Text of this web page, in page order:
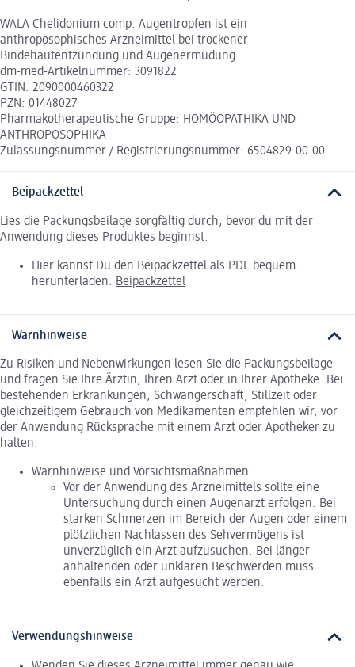
WALA Chelidonium comp. Augentropfen ist ein
anthroposophisches Arzneimittel bei trockener
Bindehautentzündung und Augenermüdung.
dm-med-Artikelnummer: 3091822
GTIN: 2090000460322
PZN: 01448027
Pharmakotherapeutische Gruppe: HOMÖOPATHIKA UND
ANTHROPOSOPHIKA
Zulassungsnummer / Registrierungsnummer: 6504829.00.00
Beipackzettel
Lies die Packungsbeilage sorgfältig durch, bevor du mit der
Anwendung dieses Produktes beginnst.
Hier kannst Du den Beipackzettel als PDF bequem
herunterladen: Beipackzettel
Warnhinweise
Zu Risiken und Nebenwirkungen lesen Sie die Packungsbeilage
und fragen Sie Ihre Ärztin, Ihren Arzt oder in Ihrer Apotheke. Bei
bestehenden Erkrankungen, Schwangerschaft, Stillzeit oder
gleichzeitigem Gebrauch von Medikamenten empfehlen wir, vor
der Anwendung Rücksprache mit einem Arzt oder Apotheker zu
halten.
Warnhinweise und Vorsichtsmaßnahmen
Vor der Anwendung des Arzneimittels sollte eine
Untersuchung durch einen Augenarzt erfolgen. Bei
starken Schmerzen im Bereich der Augen oder einem
plötzlichen Nachlassen des Sehvermögens ist
unverzüglich ein Arzt aufzusuchen. Bei länger
anhaltenden oder unklaren Beschwerden muss
ebenfalls ein Arzt aufgesucht werden.
Verwendungshinweise